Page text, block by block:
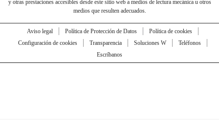
y otras prestaciones accesibles desde este sitio web a medios de lectura mecánica u otros
medios que resulten adecuados.
Aviso legal Política de Protección de Datos
Política de cookies
Configuración de cookies
Transparencia Soluciones W
Teléfonos
Escríbanos